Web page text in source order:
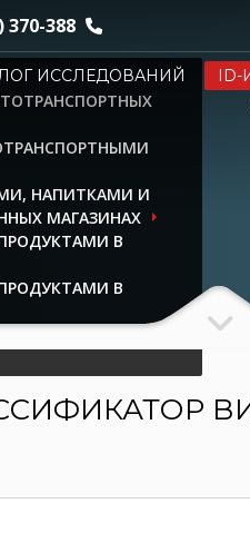
370-388
ИССЛЕДОВАНИЙ
НАПИТКАМИ И
МАГАЗИНАХ
В
В